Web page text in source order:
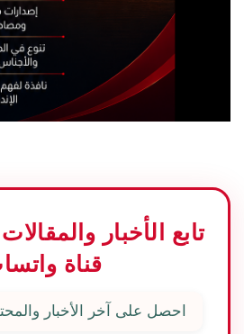
تابع الأخبار
قناة
احصل على آخر الأخبار